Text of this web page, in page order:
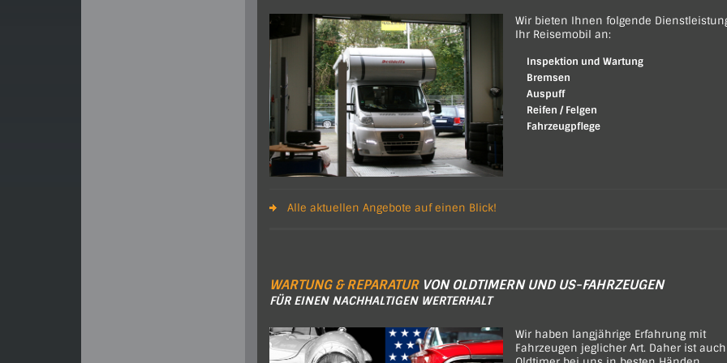
Wir bieten Ihnen folgende
Ihr Reisemobil an:
Inspektion und Wartung
Bremsen
Auspuff
Reifen / Felgen
Fahrzeugpflege
Alle aktuellen Angebote auf einen Blick!
WARTUNG & REPARATUR VON OLDTIMERN UND US-FAHRZEUGEN
FÜR EINEN NACHHALTIGEN WERTERHALT
Wir haben langjährige Erfahrung mit
Fahrzeugen jeglicher Art. Daher ist